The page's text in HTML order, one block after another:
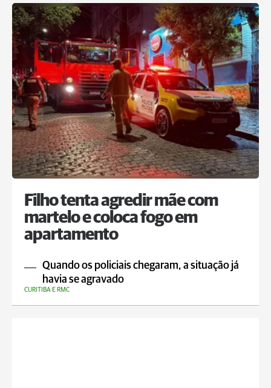
Filho tenta agredir mãe com
martelo e coloca fogo em
apartamento
Quando os policiais chegaram, a situação já
havia se agravado
CURITIBA E RMC